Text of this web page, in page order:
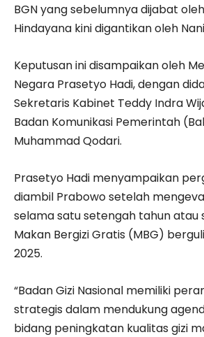
BGN yang sebelumnya dijabat
Hindayana kini digantikan oleh
Keputusan ini disampaikan oleh
Negara Prasetyo Hadi, dengan
Sekretaris Kabinet Teddy Indra
Badan Komunikasi Pemerintah
Muhammad Qodari.
Prasetyo Hadi menyampaikan
diambil Prabowo setelah
selama satu setengah tahun atau
Makan Bergizi Gratis (MBG)
2025.
“Badan Gizi Nasional memiliki
strategis dalam mendukung
bidang peningkatan kualitas gizi